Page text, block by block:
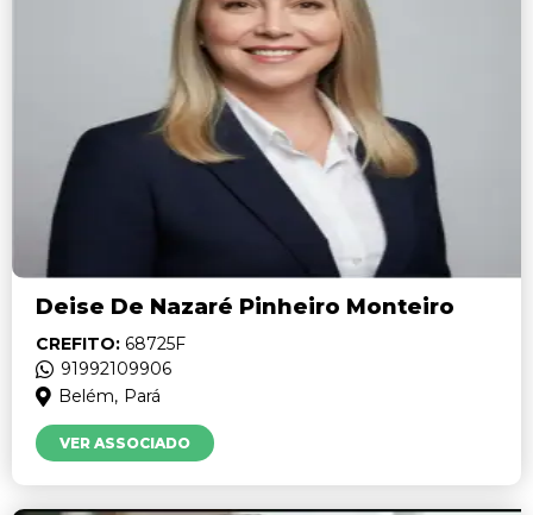
Deise De Nazaré Pinheiro Monteiro
CREFITO: 68725F
91992109906
Belém, Pará
VER ASSOCIADO